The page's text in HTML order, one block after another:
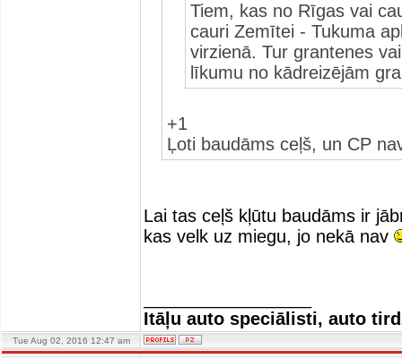
Tiem, kas no Rīgas vai
cauri Zemītei - Tukuma
virzienā. Tur grantenes
līkumu no kādreizējām
+1
Ļoti baudāms ceļš, un CP
Lai tas ceļš kļūtu baudāms ir
kas velk uz miegu, jo nekā nav
Itāļu auto speciālisti, auto
Tue Aug 02, 2016 12:47 am